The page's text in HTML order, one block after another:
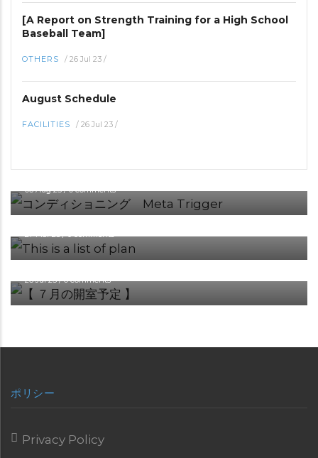
[A Report on Strength Training for a High School
Baseball Team]
OTHERS / 26 Jul 23 /
August Schedule
FACILITIES / 26 Jul 23 /
セルフケア用品「Meta Trigger」のご紹介
06 Aug 25/0 comments
OTHERS
【This is a list of plans】
27 Mar 25/0 comments
FACILITIES
【 July Schedule 】
26 Jul 23/0 comments
ポリシー
Privacy Policy